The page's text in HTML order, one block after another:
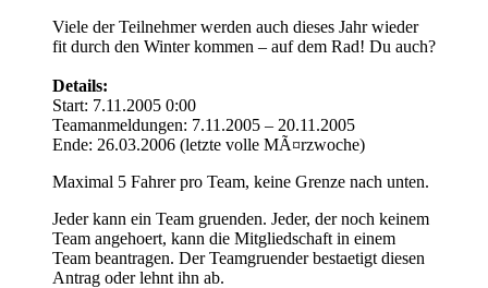
Viele der Teilnehmer werden auch dieses Jahr wieder
fit durch den Winter kommen – auf dem Rad! Du auch?
Details:
Start: 7.11.2005 0:00
Teamanmeldungen: 7.11.2005 – 20.11.2005
Ende: 26.03.2006 (letzte volle MÃ¤rzwoche)
Maximal 5 Fahrer pro Team, keine Grenze nach unten.
Jeder kann ein Team gruenden. Jeder, der noch keinem
Team angehoert, kann die Mitgliedschaft in einem
Team beantragen. Der Teamgruender bestaetigt diesen
Antrag oder lehnt ihn ab.